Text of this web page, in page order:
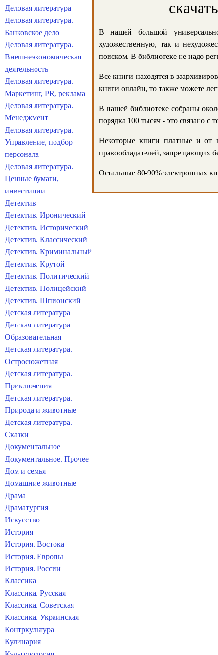
В нашей большой
художественную, так и
поиском. В библиотеке не надо
Все книги находятся в
книги онлайн, то также можете
В нашей библиотеке собраны
порядка 100 тысяч - это связано
Некоторые книги платные и от
правообладателей, запрещающих
Остальные 80-90% электронных
Деловая литература
Деловая литература.
Банковское дело
Деловая литература.
Внешнеэкономическая
деятельность
Деловая литература.
Маркетинг, PR, реклама
Деловая литература.
Менеджмент
Деловая литература.
Управление, подбор
персонала
Деловая литература.
Ценные бумаги,
инвестиции
Детектив
Детектив. Иронический
Детектив. Исторический
Детектив. Классический
Детектив. Криминальный
Детектив. Крутой
Детектив. Политический
Детектив. Полицейский
Детектив. Шпионский
Детская литература
Детская литература.
Образовательная
Детская литература.
Остросюжетная
Детская литература.
Приключения
Детская литература.
Природа и животные
Детская литература.
Сказки
Документальное
Документальное. Прочее
Дом и семья
Домашние животные
Драма
Драматургия
Искусство
История
История. Востока
История. Европы
История. России
Классика
Классика. Русская
Классика. Советская
Классика. Украинская
Контркультура
Кулинария